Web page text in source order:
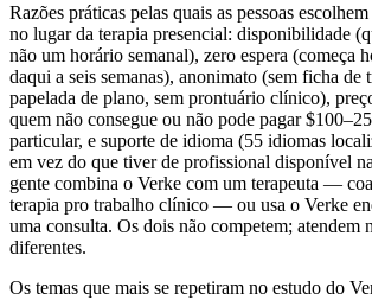
Razões práticas pelas quais as pessoas
no lugar da terapia presencial: disponibilidade
não um horário semanal), zero espera (começa
daqui a seis semanas), anonimato (sem ficha de
papelada de plano, sem prontuário clínico),
quem não consegue ou não pode pagar
particular, e suporte de idioma (55 idiomas
em vez do que tiver de profissional disponível
gente combina o Verke com um terapeuta —
terapia pro trabalho clínico — ou usa o Verke
uma consulta. Os dois não competem; atendem
diferentes.
Os temas que mais se repetiram no estudo do